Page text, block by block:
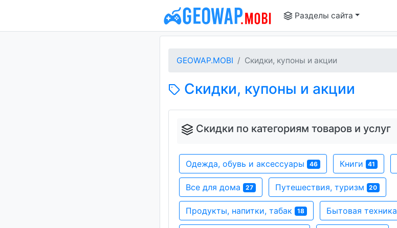
Разделы сайта
GEOWAP.MOBI Скидки, купоны и акции
Скидки, купоны и акции
Скидки по категориям товаров и услуг
Одежда, обувь и аксессуары 46 Книги 41
Все для дома 27 Путешествия, туризм 20
Продукты, напитки, табак 18 Бытовая техника